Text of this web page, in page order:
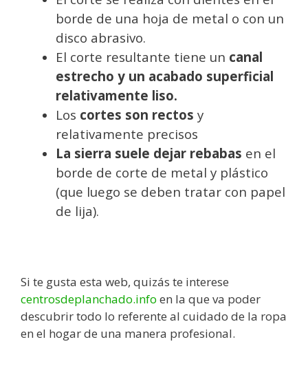
borde de una hoja de metal o con un
disco abrasivo.
El corte resultante tiene un canal
estrecho y un acabado superficial
relativamente liso.
Los cortes son rectos y
relativamente precisos
La sierra suele dejar rebabas en el
borde de corte de metal y plástico
(que luego se deben tratar con papel
de lija).
Si te gusta esta web, quizás te interese
centrosdeplanchado.info en la que va poder
descubrir todo lo referente al cuidado de la ropa
en el hogar de una manera profesional.